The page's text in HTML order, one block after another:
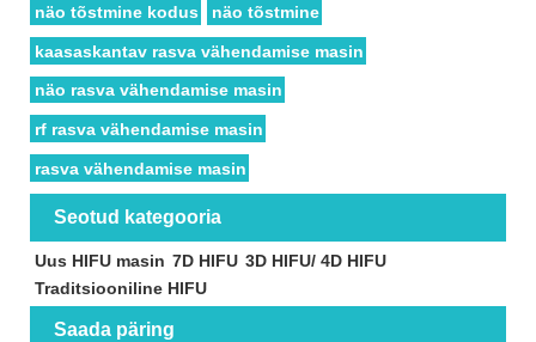
näo tõstmine kodus näo tõstmine
kaasaskantav rasva vähendamise masin
näo rasva vähendamise masin
rf rasva vähendamise masin
rasva vähendamise masin
Seotud kategooria
Uus HIFU masin 7D HIFU 3D HIFU/ 4D HIFU
Traditsiooniline HIFU
Saada päring